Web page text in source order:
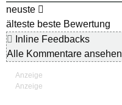
neuste
älteste beste Bewertung
Inline Feedbacks
Alle Kommentare ansehen